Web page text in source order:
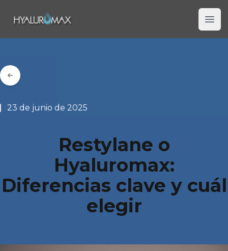
Hyaluromax
23 de junio de 2025
Restylane o
Hyaluromax:
Diferencias clave y cuál
elegir